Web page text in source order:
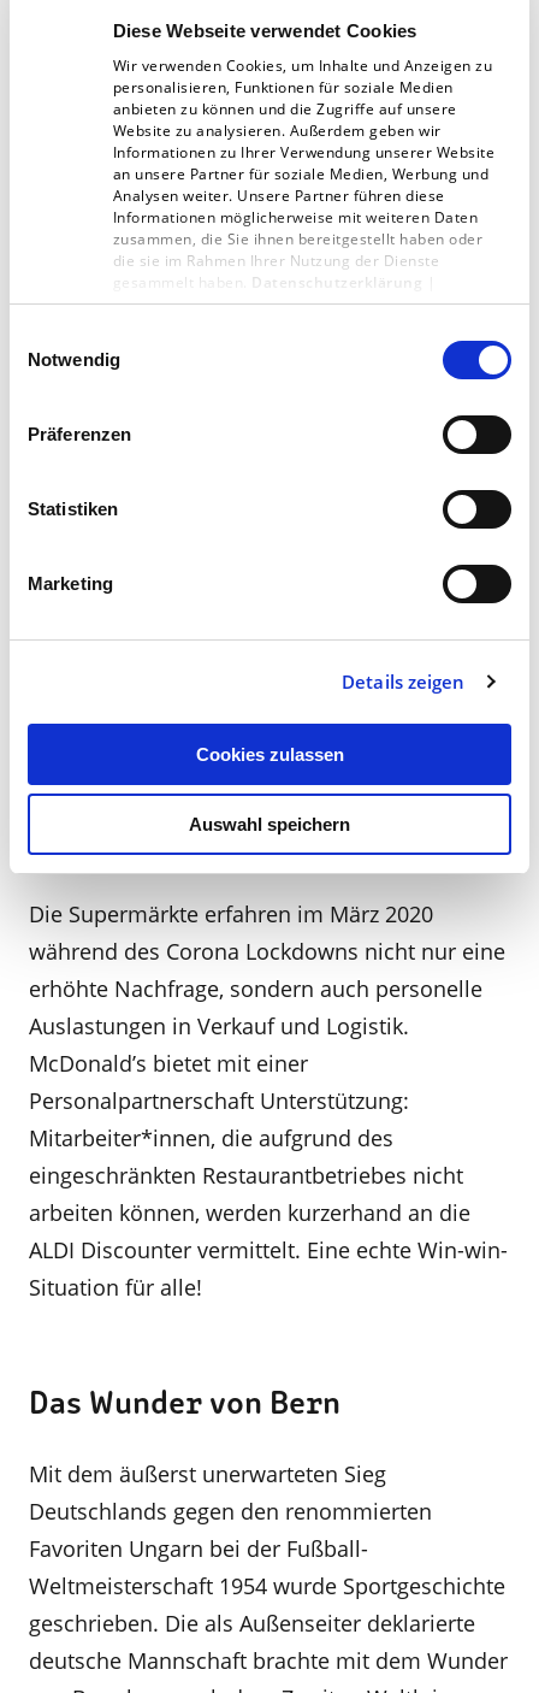
Diese Webseite verwendet Cookies
Wir verwenden Cookies, um Inhalte und Anzeigen zu
personalisieren, Funktionen für soziale Medien
anbieten zu können und die Zugriffe auf unsere
Website zu analysieren. Außerdem geben wir
Informationen zu Ihrer Verwendung unserer Website
an unsere Partner für soziale Medien, Werbung und
Analysen weiter. Unsere Partner führen diese
Informationen möglicherweise mit weiteren Daten
zusammen, die Sie ihnen bereitgestellt haben oder
die sie im Rahmen Ihrer Nutzung der Dienste
gesammelt haben. Datenschutzerklärung
Impressum
Notwendig
Präferenzen
Statistiken
Marketing
Details zeigen
Cookies zulassen
Auswahl speichern
und Empfänger kennen sich nicht. Was klein
geplant war, entpuppte sich größer als
gedacht. Vermittelt über eine Website wurden
36.000 von Herzen geschriebene Karten
verschickt, die einsamen Menschen einen
Moment der Freude bereitet haben.
dem goEast Filmfestival lief, erzählt die
Zweitklässlers Zejd Coralic aus Bosnien und
Schulsystem gibt, lernt seine ganze Klasse
existiert, wird hier kurzerhand eins geschaffen
– was für eine solidarische Teamleistung!
McDonald's unterstützt ALDI
Die Supermärkte erfahren im März 2020
während des Corona Lockdowns nicht nur eine
erhöhte Nachfrage, sondern auch personelle
Auslastungen in Verkauf und Logistik.
McDonald’s bietet mit einer
Personalpartnerschaft Unterstützung:
Mitarbeiter*innen, die aufgrund des
eingeschränkten Restaurantbetriebes nicht
arbeiten können, werden kurzerhand an die
ALDI Discounter vermittelt. Eine echte Win-win-
Situation für alle!
Das Wunder von Bern
Mit dem äußerst unerwarteten Sieg
Deutschlands gegen den renommierten
Favoriten Ungarn bei der Fußball-
Weltmeisterschaft 1954 wurde Sportgeschichte
geschrieben. Die als Außenseiter deklarierte
deutsche Mannschaft brachte mit dem Wunder